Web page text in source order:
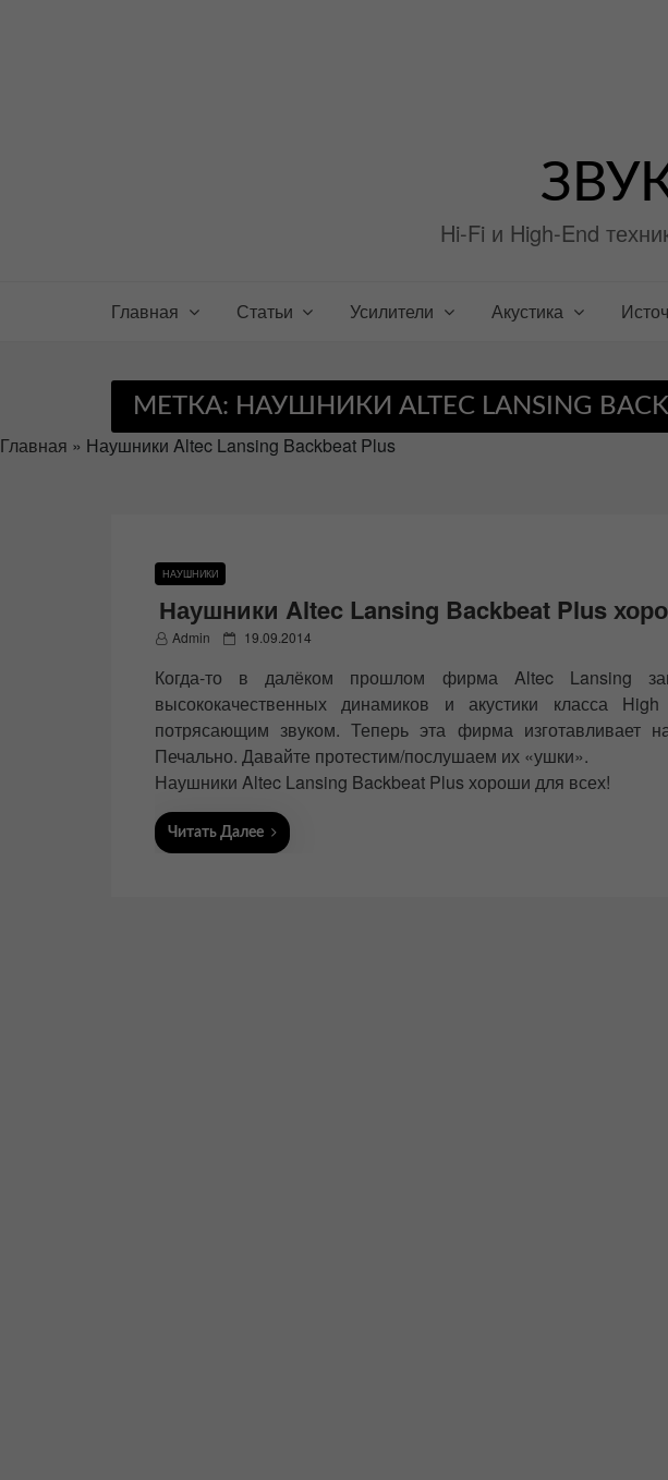
Hi-Fi и High-End
Главная Статьи Усилители Акустика
МЕТКА: НАУШНИКИ ALTEC LANSING
Главная » Наушники Altec Lansing Backbeat Plus
НАУШНИКИ
Наушники Altec Lansing Backbeat Plus
Admin
P
s
e
d
19.09.2014
Когда-то в далёком прошлом фирма Altec Lansing
высококачественных динамиков и акустики класса
потрясающим звуком. Теперь эта фирма изготавливает
Печально. Давайте протестим/послушаем их «ушки».
Наушники Altec Lansing Backbeat Plus хороши для всех!
Читать Далее